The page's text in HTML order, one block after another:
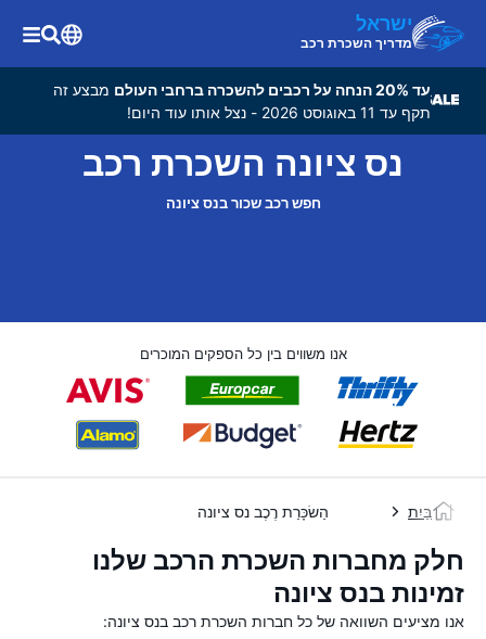
ישראל
מדריך השכרת רכב
עד 20% הנחה על רכבים להשכרה ברחבי העולם
מבצע זה
תקף עד 11 באוגוסט 2026 - נצל אותו עוד היום!
נס ציונה השכרת רכב
חפש רכב שכור בנס ציונה
אנו משווים בין כל הספקים המוכרים
בַּיִת הַשׂכָּרַת רֶכֶב נס ציונה
חלק מחברות השכרת הרכב שלנו
זמינות בנס ציונה
אנו מציעים השוואה של כל חברות השכרת רכב בנס ציונה: